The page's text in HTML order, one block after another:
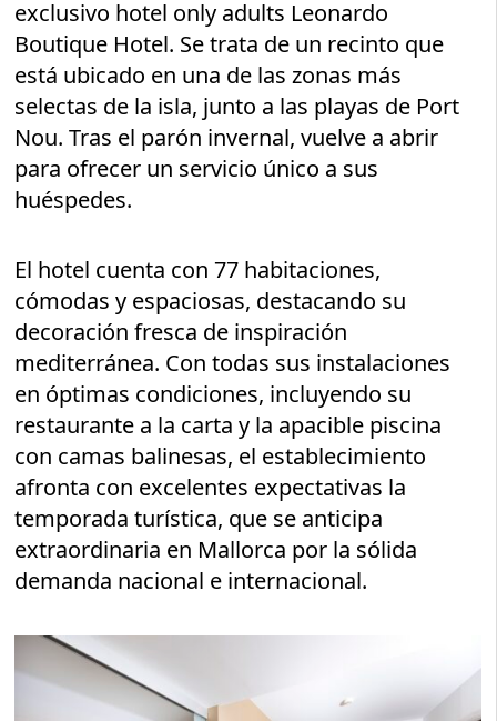
exclusivo hotel only adults Leonardo
Boutique Hotel. Se trata de un recinto que
está ubicado en una de las zonas más
selectas de la isla, junto a las playas de Port
Nou. Tras el parón invernal, vuelve a abrir
para ofrecer un servicio único a sus
huéspedes.
El hotel cuenta con 77 habitaciones,
cómodas y espaciosas, destacando su
decoración fresca de inspiración
mediterránea. Con todas sus instalaciones
en óptimas condiciones, incluyendo su
restaurante a la carta y la apacible piscina
con camas balinesas, el establecimiento
afronta con excelentes expectativas la
temporada turística, que se anticipa
extraordinaria en Mallorca por la sólida
demanda nacional e internacional.